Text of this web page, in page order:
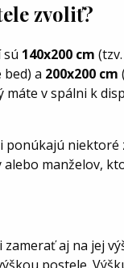
zvoliť?
sú 140x200 cm
bed) a 200x200 cm
máte v spálni k
ponúkajú niektoré
manželov,
aj na jej